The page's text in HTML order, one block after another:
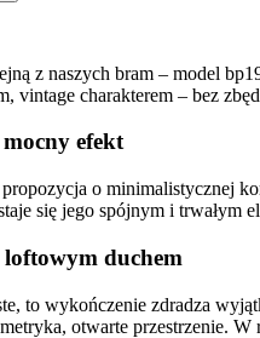
z naszych bram – model
vintage charakterem – bez
efekt
o minimalistycznej
się jego spójnym i
duchem
to wykończenie zdradza
otwarte przestrzenie.